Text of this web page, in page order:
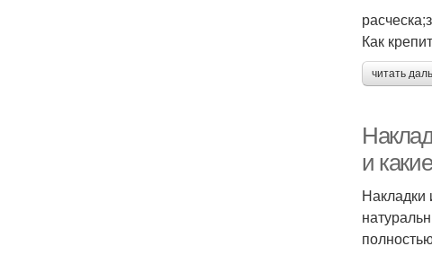
Как
читать
и
Накладки